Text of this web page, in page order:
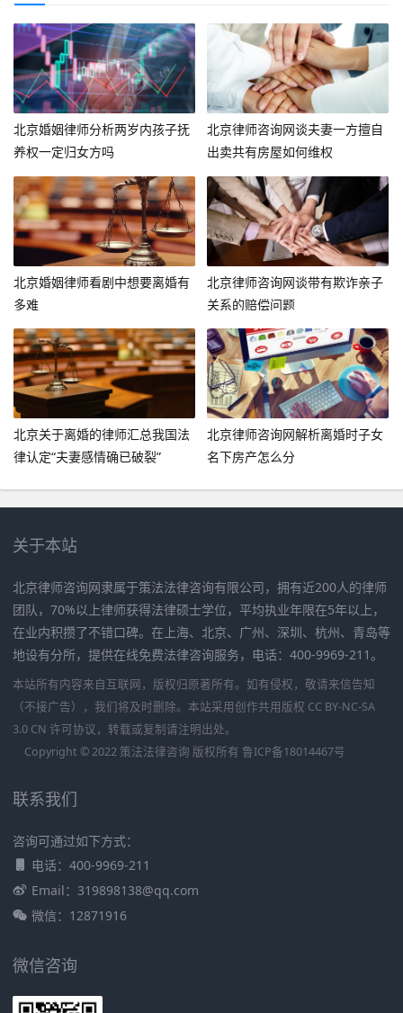
北京婚姻律师分析两岁内孩子抚
养权一定归女方吗
北京律师咨询网谈夫妻一方擅自
出卖共有房屋如何维权
北京婚姻律师看剧中想要离婚有
多难
北京律师咨询网谈带有欺诈亲子
关系的赔偿问题
北京关于离婚的律师汇总我国法
律认定“夫妻感情确已破裂”
北京律师咨询网解析离婚时子女
名下房产怎么分
关于本站
北京律师咨询网隶属于策法法律咨询有限公司，拥有近200人的律师
团队，70%以上律师获得法律硕士学位，平均执业年限在5年以上，
在业内积攒了不错口碑。在上海、北京、广州、深圳、杭州、青岛等
地设有分所，提供在线免费法律咨询服务，电话：400-9969-211。
本站所有内容来自互联网，版权归原著所有。如有侵权，敬请来信告知
（不接广告），我们将及时删除。本站采用创作共用版权 CC BY-NC-SA
3.0 CN 许可协议，转载或复制请注明出处。
Copyright © 2022 策法法律咨询 版权所有 鲁ICP备18014467号
联系我们
咨询可通过如下方式：
电话：400-9969-211
Email：319898138@qq.com
微信：12871916
微信咨询